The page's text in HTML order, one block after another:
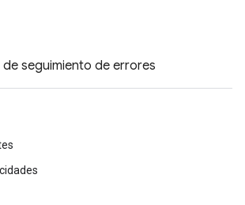
de seguimiento de errores